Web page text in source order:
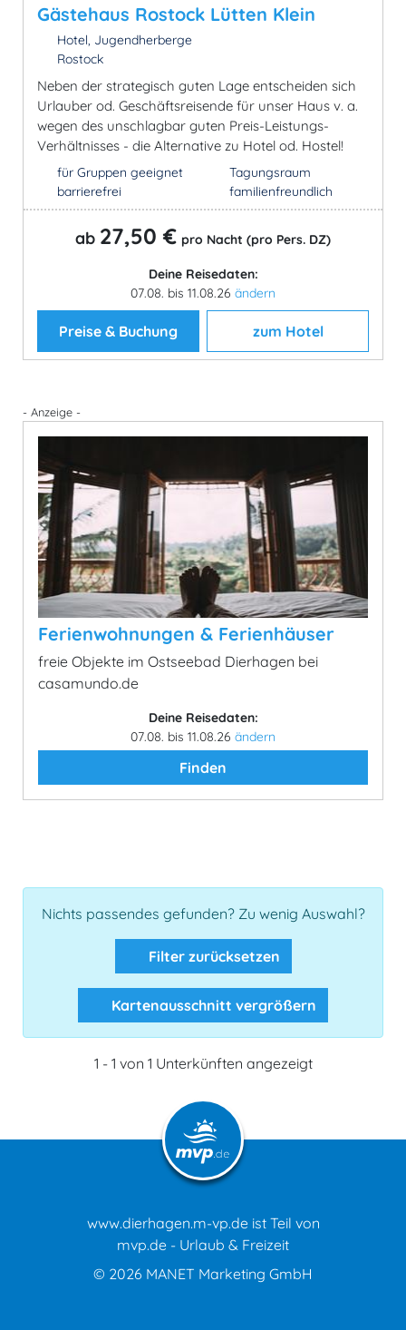
Gästehaus Rostock Lütten Klein
Hotel, Jugendherberge
Rostock
Neben der strategisch guten Lage entscheiden sich
Urlauber od. Geschäftsreisende für unser Haus v. a.
wegen des unschlagbar guten Preis-Leistungs-
Verhältnisses - die Alternative zu Hotel od. Hostel!
für Gruppen geeignet
barrierefrei
Tagungsraum
familienfreundlich
ab 27,50 € pro Nacht (pro Pers. DZ)
Deine Reisedaten:
07.08. bis 11.08.26 ändern
Preise & Buchung zum Hotel
- Anzeige -
Ferienwohnungen & Ferienhäuser
freie Objekte im Ostseebad Dierhagen bei
casamundo.de
Deine Reisedaten:
07.08. bis 11.08.26 ändern
Finden
Nichts passendes gefunden? Zu wenig Auswahl?
Filter zurücksetzen
Kartenausschnitt vergrößern
1 - 1 von 1 Unterkünften angezeigt
www.dierhagen.m-vp.de ist Teil von
mvp.de - Urlaub & Freizeit
© 2026 MANET Marketing GmbH